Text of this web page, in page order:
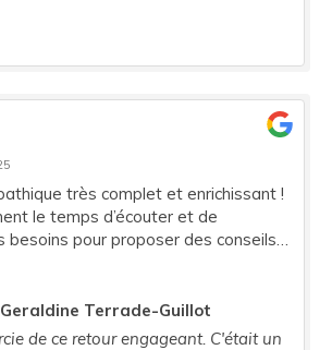
très complet et enrichissant !
le temps d’écouter et de
besoins pour proposer des conseils
son approche bienveillante et
améliorer mon bien-être. Je
!
Geraldine Terrade-Guillot
de ce retour engageant. C'était un